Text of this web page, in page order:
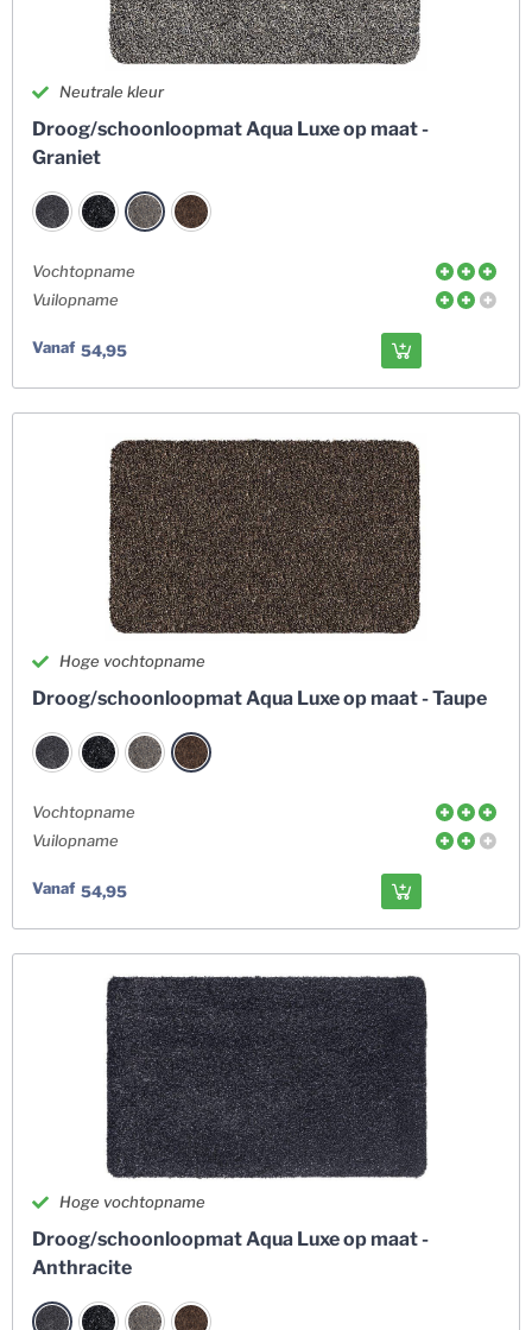
Neutrale kleur
Droog/schoonloopmat Aqua Luxe op maat -
Graniet
Vochtopname
Vuilopname
Vanaf 54,95
Hoge vochtopname
Droog/schoonloopmat Aqua Luxe op maat - Taupe
Vochtopname
Vuilopname
Vanaf 54,95
Hoge vochtopname
Droog/schoonloopmat Aqua Luxe op maat -
Anthracite